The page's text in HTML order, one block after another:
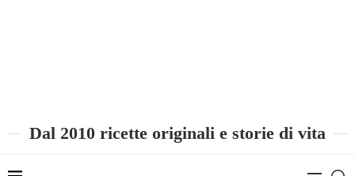
Dal 2010 ricette originali e storie di vita